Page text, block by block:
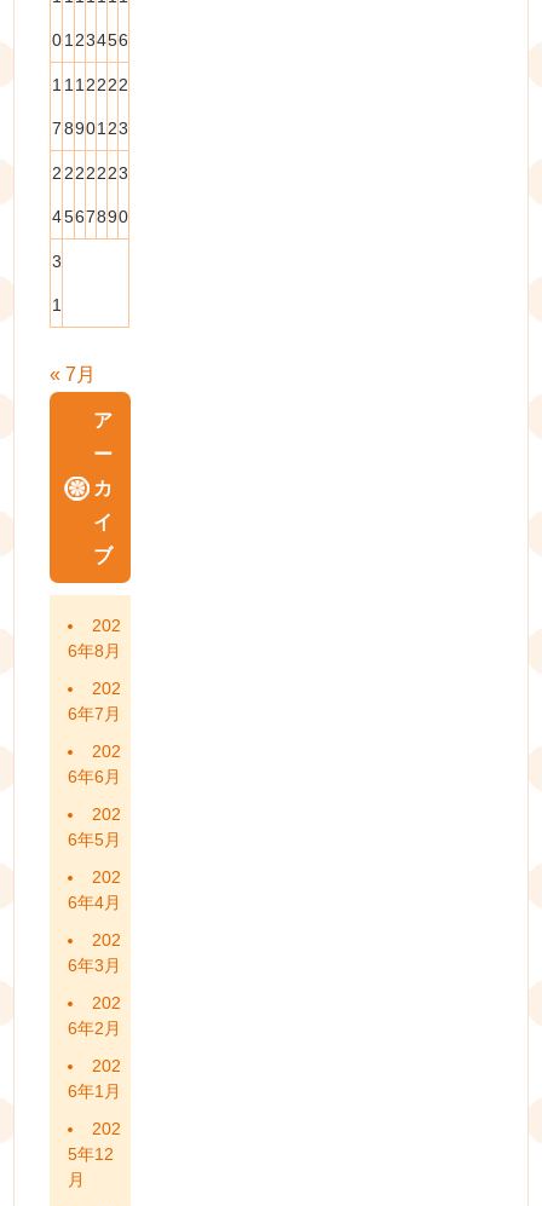
0 1 23456
1
7
1
8
1
9
2
0
2
1
2
2
2
3
2
4
2
5
2
6
2
7
2
8
2
9
3
0
3
1
« 7月
ア
ー
カ
イ
ブ
202
6年8月
202
6年7月
202
6年6月
202
6年5月
202
6年4月
202
6年3月
202
6年2月
202
6年1月
202
5年12
月